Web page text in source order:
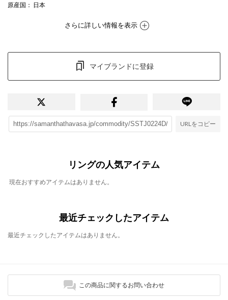
原産国 ： 日本
さらに詳しい情報を表示
マイブランドに登録
URLをコピー
リングの人気アイテム
現在おすすめアイテムはありません。
最近チェックしたアイテム
最近チェックしたアイテムはありません。
この商品に関するお問い合わせ